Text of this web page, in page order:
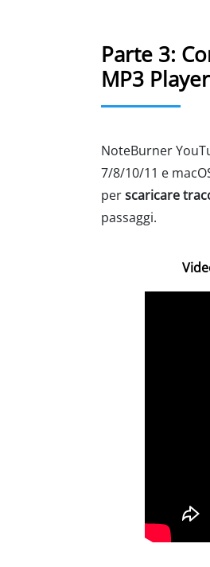
Parte 3:
MP3 Player
NoteBurner
7/8/10/11 e
perscaricare
passaggi.